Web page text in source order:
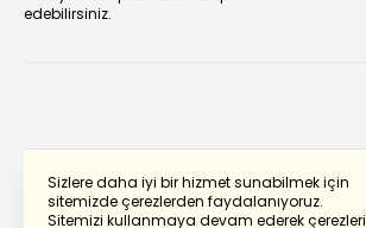
Sizlere daha iyi bir hizmet sunabilmek için
sitemizde çerezlerden faydalanıyoruz.
Sitemizi kullanmaya devam ederek çerezleri
edebilirsiniz.